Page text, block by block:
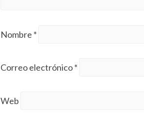
Nombre *
Correo electrónico*
Web